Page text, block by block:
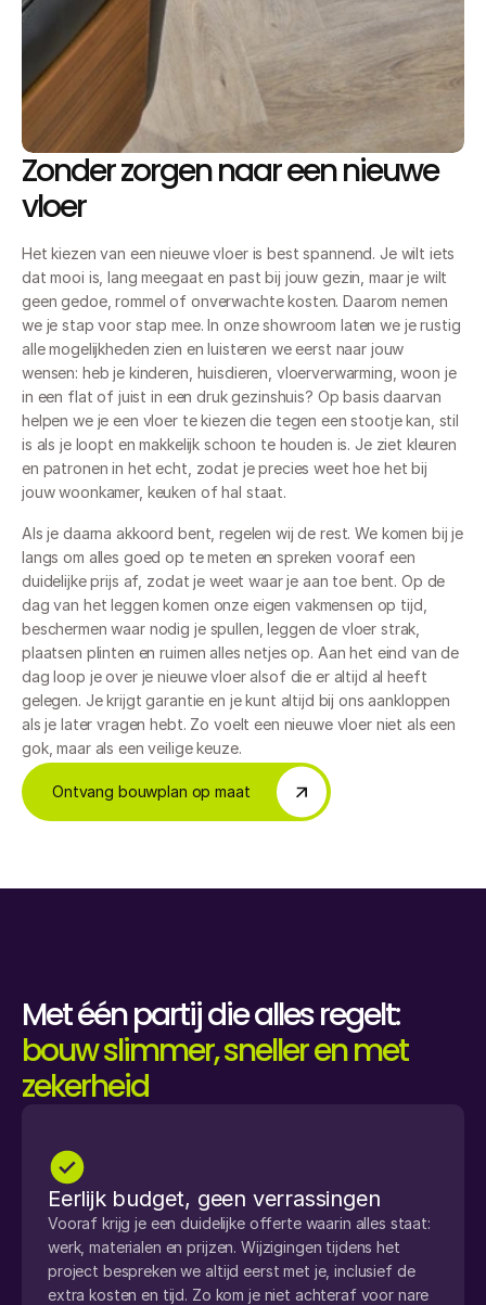
Zonder zorgen naar een nieuwe
vloer
Het kiezen van een nieuwe vloer is best spannend. Je wilt iets
dat mooi is, lang meegaat en past bij jouw gezin, maar je wilt
geen gedoe, rommel of onverwachte kosten. Daarom nemen
we je stap voor stap mee. In onze showroom laten we je rustig
alle mogelijkheden zien en luisteren we eerst naar jouw
wensen: heb je kinderen, huisdieren, vloerverwarming, woon je
in een flat of juist in een druk gezinshuis? Op basis daarvan
helpen we je een vloer te kiezen die tegen een stootje kan, stil
is als je loopt en makkelijk schoon te houden is. Je ziet kleuren
en patronen in het echt, zodat je precies weet hoe het bij
jouw woonkamer, keuken of hal staat.
Als je daarna akkoord bent, regelen wij de rest. We komen bij je
langs om alles goed op te meten en spreken vooraf een
duidelijke prijs af, zodat je weet waar je aan toe bent. Op de
dag van het leggen komen onze eigen vakmensen op tijd,
beschermen waar nodig je spullen, leggen de vloer strak,
plaatsen plinten en ruimen alles netjes op. Aan het eind van de
dag loop je over je nieuwe vloer alsof die er altijd al heeft
gelegen. Je krijgt garantie en je kunt altijd bij ons aankloppen
als je later vragen hebt. Zo voelt een nieuwe vloer niet als een
gok, maar als een veilige keuze.
Ontvang bouwplan op maat
Met één partij die alles regelt:
bouw slimmer, sneller en met
zekerheid
Eerlijk budget, geen verrassingen
Vooraf krijg je een duidelijke offerte waarin alles staat:
werk, materialen en prijzen. Wijzigingen tijdens het
project bespreken we altijd eerst met je, inclusief de
extra kosten en tijd. Zo kom je niet achteraf voor nare